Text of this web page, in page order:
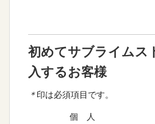
初めてサブライムス
入するお客様
＊印は必須項目です。
個 人